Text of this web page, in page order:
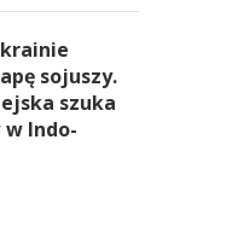
sojuszy.
szuka
Indo-